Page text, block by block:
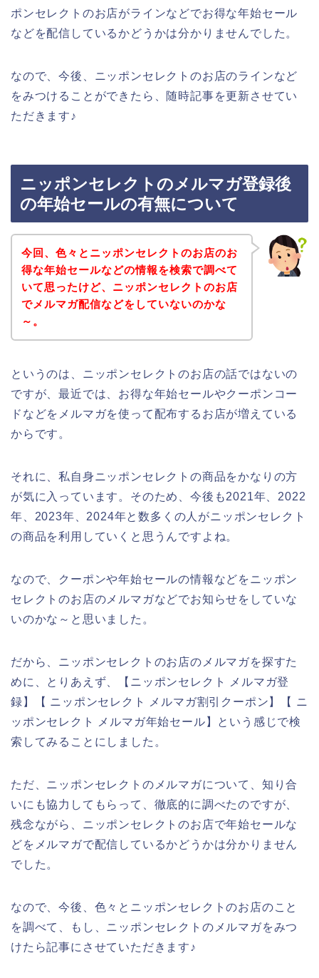
ポンセレクトのお店がラインなどでお得な年始セール
などを配信しているかどうかは分かりませんでした。
なので、今後、ニッポンセレクトのお店のラインなど
をみつけることができたら、随時記事を更新させてい
ただきます♪
ニッポンセレクトのメルマガ登録後
の年始セールの有無について
今回、色々とニッポンセレクトのお店のお
得な年始セールなどの情報を検索で調べて
いて思ったけど、ニッポンセレクトのお店
でメルマガ配信などをしていないのかな
～。
というのは、ニッポンセレクトのお店の話ではないの
ですが、最近では、お得な年始セールやクーポンコー
ドなどをメルマガを使って配布するお店が増えている
からです。
それに、私自身ニッポンセレクトの商品をかなりの方
が気に入っています。そのため、今後も2021年、2022
年、2023年、2024年と数多くの人がニッポンセレクト
の商品を利用していくと思うんですよね。
なので、クーポンや年始セールの情報などをニッポン
セレクトのお店のメルマガなどでお知らせをしていな
いのかな～と思いました。
だから、ニッポンセレクトのお店のメルマガを探すた
めに、とりあえず、【ニッポンセレクト メルマガ登
録】【 ニッポンセレクト メルマガ割引クーポン】【 ニ
ッポンセレクト メルマガ年始セール】という感じで検
索してみることにしました。
ただ、ニッポンセレクトのメルマガについて、知り合
いにも協力してもらって、徹底的に調べたのですが、
残念ながら、ニッポンセレクトのお店で年始セールな
どをメルマガで配信しているかどうかは分かりません
でした。
なので、今後、色々とニッポンセレクトのお店のこと
を調べて、もし、ニッポンセレクトのメルマガをみつ
けたら記事にさせていただきます♪